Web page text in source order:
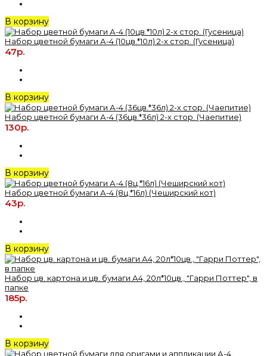
В корзину
Набор цветной бумаги А-4 (10цв.*10л) 2-х стор. (Гусеница)
47р.
В корзину
Набор цветной бумаги А-4 (36цв.*36л) 2-х стор. (Чаепитие)
130р.
В корзину
Набор цветной бумаги А-4 (8ц.*16л) (Чеширский кот)
43р.
В корзину
Набор цв. картона и цв. бумаги А4, 20л*10цв., "Гарри Поттер", в
папке
185р.
В корзину